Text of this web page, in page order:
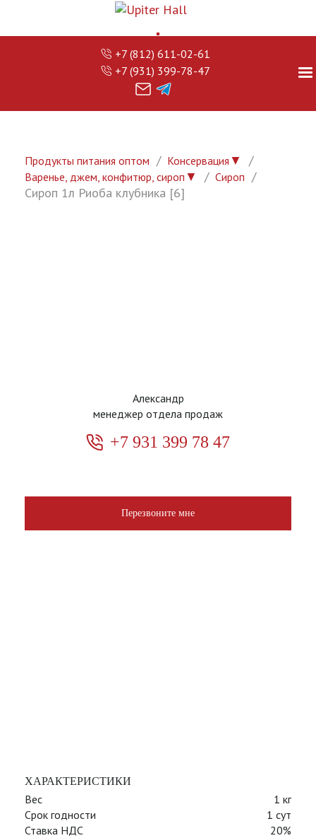
+7 (812) 611-02-61
+7 (931) 399-78-47
Продукты питания оптом Консервация ▼
Варенье, джем, конфитюр, сироп ▼ Сироп
Сироп 1л Риоба клубника [6]
Александр
менеджер отдела продаж
+7 931 399 78 47
Перезвоните мне
ХАРАКТЕРИСТИКИ
Вес
1 кг
Срок годности
1 сут
Ставка НДС
20%